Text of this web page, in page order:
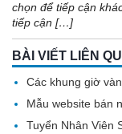
chọn để tiếp cận
tiếp cận […]
BÀI VIẾT LIÊN
Các khung giờ
Mẫu website bán
Tuyển Nhân Viên